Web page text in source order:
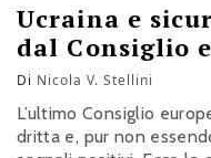
Ucraina e
dal Consiglio
Di Nicola V. Stellini
L’ultimo Consiglio
dritta e, pur non